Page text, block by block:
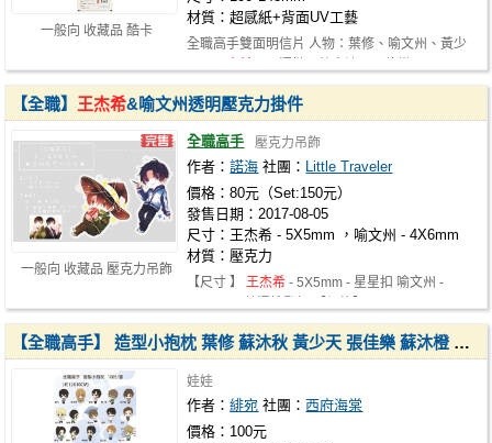
一般向 收藏品 酷卡
材質：超感紙+背面UV工藝
全職高手雙面明信片 人物：葉修、喻文州、黃少
一般向 收藏品 壓克力吊飾
【全職】 王杰希&喻文州透明壓克力掛件
全職高手 壓克力吊飾
作者：諾海 社團： Little Traveler
價格：80元（Set:150元）
發售日期：2017-08-05
尺寸：王杰希 - 5X5mm ，喻文州 - 4X6mm
材質：壓克力
【尺寸 】王杰希 - 5X5mm - 星星扣 喻文州 -
【全職高手】 造型小抱枕 葉修 蘇沐秋 黃少天 張佳樂 蘇沐橙 韓文清
娃娃
作者：緋宛 社團：西府海棠
價格：100元